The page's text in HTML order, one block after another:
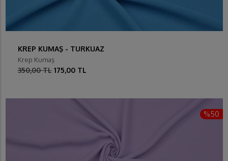
KREP KUMAŞ - TURKUAZ
Krep Kumaş
350,00 TL 175,00 TL
%50